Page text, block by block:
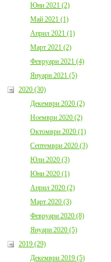
Юни 2021 (2)
Май 2021 (1)
Април 2021 (1)
Март 2021 (2)
Февруари 2021 (4)
Януари 2021 (5)
2020 (30)
Декември 2020 (2)
Ноември 2020 (2)
Октомври 2020 (1)
Септември 2020 (3)
Юли 2020 (3)
Юни 2020 (1)
Април 2020 (2)
Март 2020 (3)
Февруари 2020 (8)
Януари 2020 (5)
2019 (29)
Декември 2019 (5)